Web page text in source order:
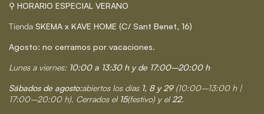
⚲ HORARIO ESPECIAL VERANO
Tienda SKEMA x KAVE HOME (C/ Sant Benet, 16)
Agosto: no cerramos por vacaciones.
Lunes a viernes: 10:00 a 13:30 h y de 17:00–20:00 h
Sábados de agosto:abiertos los días 1, 8 y 29 (10:00–13:00 h |
17:00–20:00 h). Cerrados el 15(festivo) y el22.